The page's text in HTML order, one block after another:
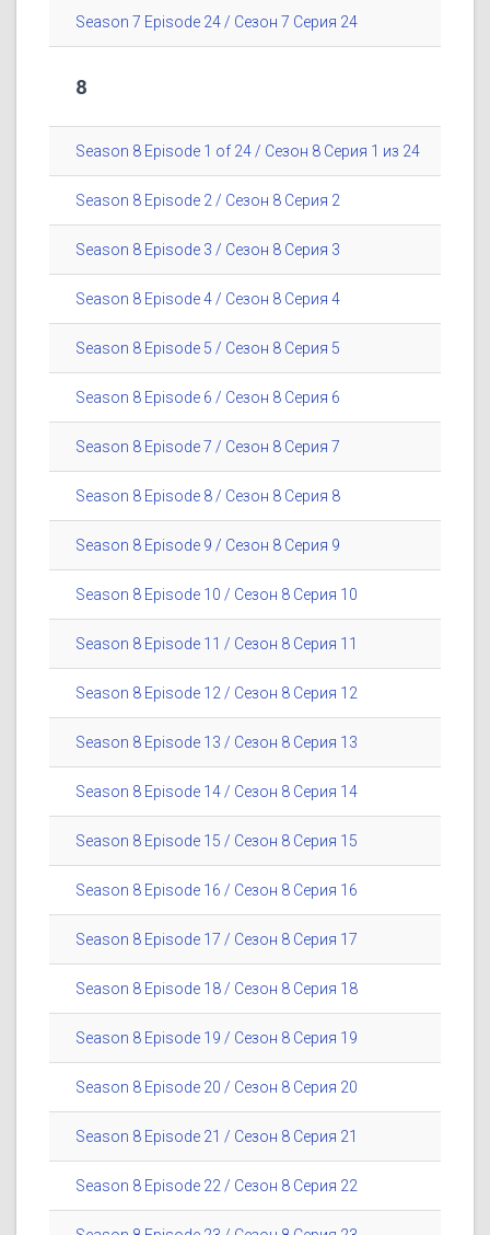
Season 7 Episode 24 / Сезон 7 Серия 24
8
Season 8 Episode 1 of 24 / Сезон 8 Серия 1 из 24
Season 8 Episode 2 / Сезон 8 Серия 2
Season 8 Episode 3 / Сезон 8 Серия 3
Season 8 Episode 4 / Сезон 8 Серия 4
Season 8 Episode 5 / Сезон 8 Серия 5
Season 8 Episode 6 / Сезон 8 Серия 6
Season 8 Episode 7 / Сезон 8 Серия 7
Season 8 Episode 8 / Сезон 8 Серия 8
Season 8 Episode 9 / Сезон 8 Серия 9
Season 8 Episode 10 / Сезон 8 Серия 10
Season 8 Episode 11 / Сезон 8 Серия 11
Season 8 Episode 12 / Сезон 8 Серия 12
Season 8 Episode 13 / Сезон 8 Серия 13
Season 8 Episode 14 / Сезон 8 Серия 14
Season 8 Episode 15 / Сезон 8 Серия 15
Season 8 Episode 16 / Сезон 8 Серия 16
Season 8 Episode 17 / Сезон 8 Серия 17
Season 8 Episode 18 / Сезон 8 Серия 18
Season 8 Episode 19 / Сезон 8 Серия 19
Season 8 Episode 20 / Сезон 8 Серия 20
Season 8 Episode 21 / Сезон 8 Серия 21
Season 8 Episode 22 / Сезон 8 Серия 22